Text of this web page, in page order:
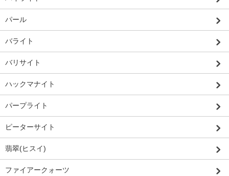
パール
バライト
バリサイト
ハックマナイト
パープライト
ピーターサイト
翡翠(ヒスイ)
ファイアークォーツ